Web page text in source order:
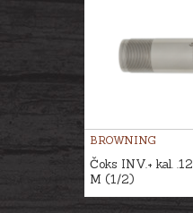
BROWNING
Čoks INV.+ kal. .12
M (1/2)